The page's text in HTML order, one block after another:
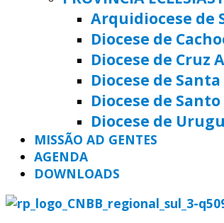
Arquidiocese de
Diocese de
Diocese de Cruz
Diocese de
Diocese de
Diocese de
MISSÃO AD GENTES
AGENDA
DOWNLOADS